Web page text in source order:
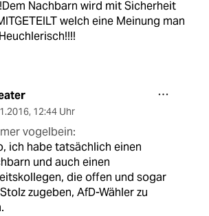
Nachbarn wird mit Sicherheit
welch eine Meinung man
, 12:44 Uhr
vogelbein:
ich habe tatsächlich einen
und auch einen
die offen und sogar
zugeben, AfD-Wähler zu